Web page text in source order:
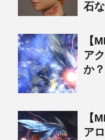
石
【
ア
か
【
ア